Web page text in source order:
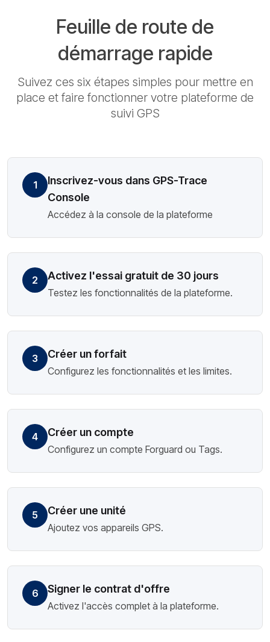
Feuille de route de
démarrage rapide
Suivez ces six étapes simples pour mettre en
place et faire fonctionner votre plateforme de
suivi GPS
1
Inscrivez-vous dans GPS-Trace
Console
Accédez à la console de la plateforme
2 Activez l'essai gratuit de 30 jours
Testez les fonctionnalités de la plateforme.
3 Créer un forfait
Configurez les fonctionnalités et les limites.
4 Créer un compte
Configurez un compte Forguard ou Tags.
5 Créer une unité
Ajoutez vos appareils GPS.
6 Signer le contrat d'offre
Activez l'accès complet à la plateforme.